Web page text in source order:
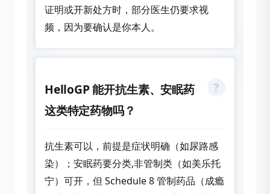
证明或开新处方时，部分医生仍要求视
频，因为要确认是你本人。
HelloGP 能开抗生素、安眠药
这类特定药物吗？
抗生素可以，前提是症状明确（如尿路感
染）；安眠药要分类,非管制类（如美乐托
宁）可开，但 Schedule 8 管制药品（成瘾